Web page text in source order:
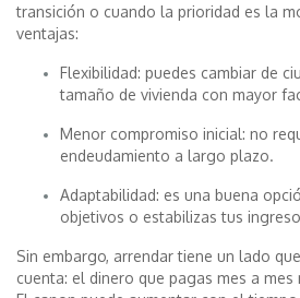
transición o cuando la prioridad es la
ventajas:
Flexibilidad: puedes cambiar de
tamaño de vivienda con mayor
Menor compromiso inicial: no
endeudamiento a largo plazo.
Adaptabilidad: es una buena
objetivos o estabilizas tus
Sin embargo, arrendar tiene un lado
cuenta: el dinero que pagas mes a